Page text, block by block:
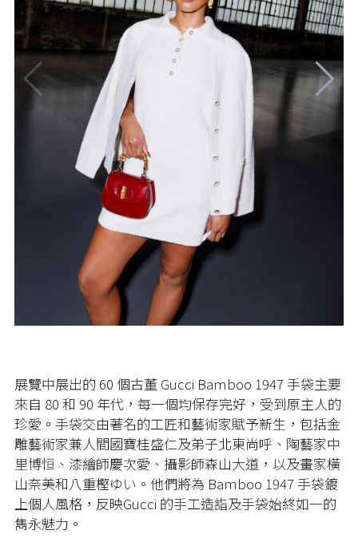
展覽中展出的 60 個古董 Gucci Bamboo 1947 手袋主要
來自 80 和 90 年代，每一個均保存完好，受到原主人的
珍愛。手袋交由著名的工匠和藝術家賦予新生，包括金
雕藝術家兼人間國寶桂盛仁及弟子北東尚呼、陶藝家中
里博恒、漆繪師慶次愛、攝影師森山大道，以及畫家橫
山奈美和八重樫ゆい。他們將為 Bamboo 1947 手袋鍍
上個人風格，反映Gucci 的手工造詣及手袋始終如一的
雋永魅力。